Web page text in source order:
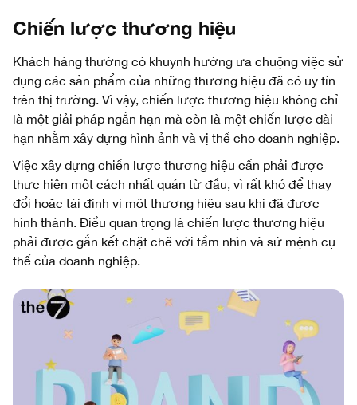
Chiến lược thương hiệu
Khách hàng thường có khuynh hướng ưa chuộng việc sử
dụng các sản phẩm của những thương hiệu đã có uy tín
trên thị trường. Vì vậy, chiến lược thương hiệu không chỉ
là một giải pháp ngắn hạn mà còn là một chiến lược dài
hạn nhằm xây dựng hình ảnh và vị thế cho doanh nghiệp.
Việc xây dựng chiến lược thương hiệu cần phải được
thực hiện một cách nhất quán từ đầu, vì rất khó để thay
đổi hoặc tái định vị một thương hiệu sau khi đã được
hình thành. Điều quan trọng là chiến lược thương hiệu
phải được gắn kết chặt chẽ với tầm nhìn và sứ mệnh cụ
thể của doanh nghiệp.